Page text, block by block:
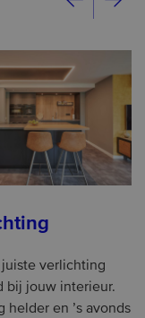
juiste verlichting
bij jouw interieur.
helder en ’s avonds